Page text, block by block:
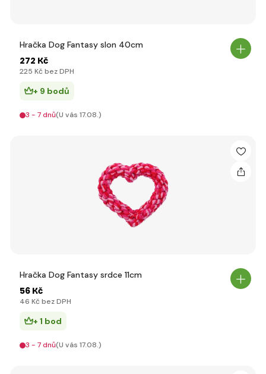
Hračka Dog Fantasy slon 40cm
272 Kč
225 Kč bez DPH
+ 9 bodů
3 - 7 dnů(U vás 17.08.)
Hračka Dog Fantasy srdce 11cm
56 Kč
46 Kč bez DPH
+ 1 bod
3 - 7 dnů(U vás 17.08.)